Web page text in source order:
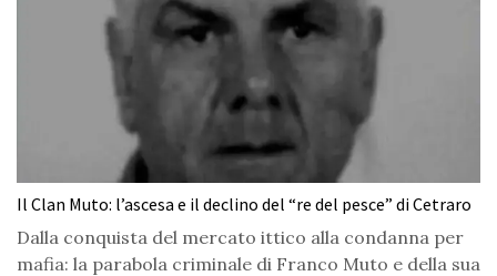
Il Clan Muto: l’ascesa e il declino del “re del pesce” di Cetraro
Dalla conquista del mercato ittico alla condanna per
mafia: la parabola criminale di Franco Muto e della sua